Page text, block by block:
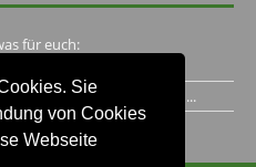
Sie
von Cookies
Webseite
für euch:
Pape verbracht..Habe ihn...